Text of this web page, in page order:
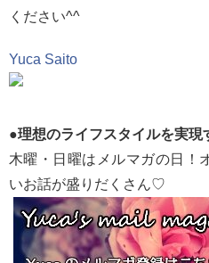
ください^^
Yuca Saito
●理想のライフスタイルを実現
木曜・日曜はメルマガの日！
いお話が盛りだくさん♡